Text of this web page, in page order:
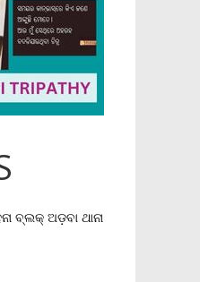
ବ୍ଲକ୍‌ ଅଡ଼ବା ଥାନା